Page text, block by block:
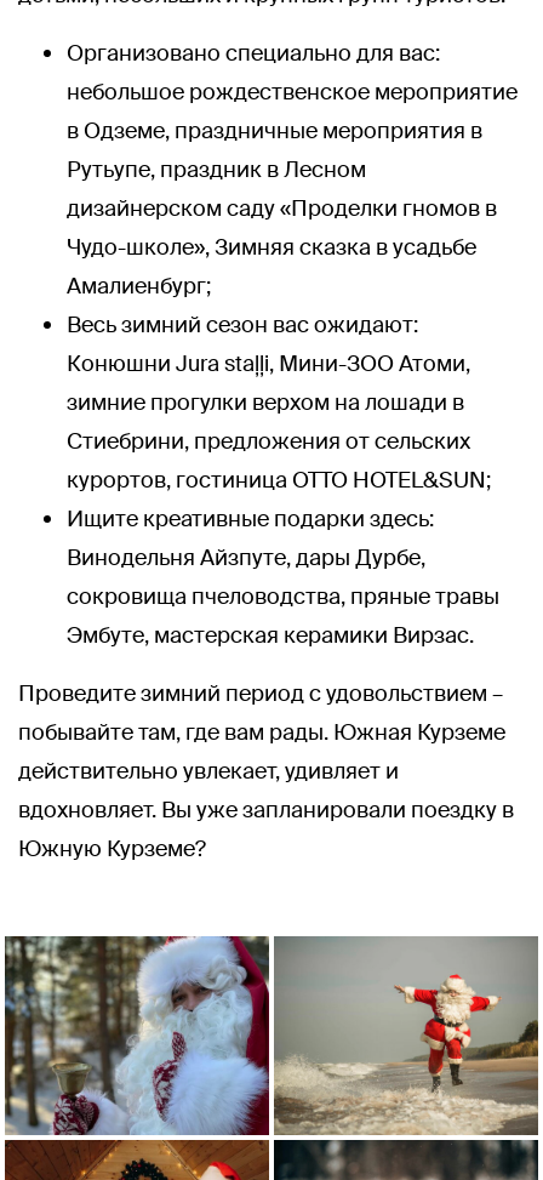
Организовано специально для вас:
небольшое рождественское мероприятие
в Одземе, праздничные мероприятия в
Рутьупе, праздник в Лесном
дизайнерском саду «Проделки гномов в
Чудо-школе», Зимняя сказка в усадьбе
Амалиенбург;
Весь зимний сезон вас ожидают:
Конюшни Jura staļļi, Мини-ЗОО Атоми,
зимние прогулки верхом на лошади в
Стиебрини, предложения от сельских
курортов, гостиница OTTO HOTEL&SUN;
Ищите креативные подарки здесь:
Винодельня Айзпуте, дары Дурбе,
сокровища пчеловодства, пряные травы
Эмбуте, мастерская керамики Вирзас.
Проведите зимний период с удовольствием –
побывайте там, где вам рады. Южная Курземе
действительно увлекает, удивляет и
вдохновляет. Вы уже запланировали поездку в
Южную Курземе?